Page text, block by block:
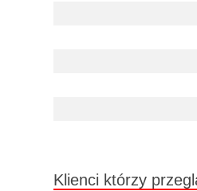
Klienci którzy